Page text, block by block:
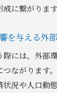
ッショナルな
と行政手続き
者との交渉術
後のフォロー
に繋がります
を与える外
には、外部
つながります
状況や人口動